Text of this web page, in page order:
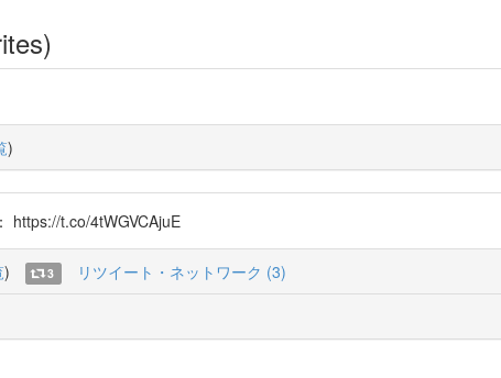
)
https://t.co/4tWGVCAjuE
) 3 リツイート・ネットワーク (3)